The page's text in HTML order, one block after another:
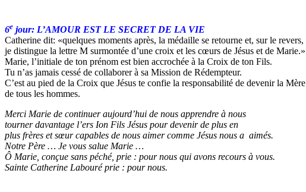
6e jour: L’AMOUR EST LE SECRET DE LA VIE
Catherine dit: «quelques moments après, la médaille se retourne et, sur le revers,
je distingue la lettre M surmontée d’une croix et les cœurs de Jésus et de Marie.»
Marie, l’initiale de ton prénom est bien accrochée à la Croix de ton Fils.
Tu n’as jamais cessé de collaborer à sa Mission de Rédempteur.
C’est au pied de la Croix que Jésus te confie la responsabilité de devenir la Mère
de tous les hommes.
Merci Marie de continuer aujourd’hui de nous apprendre à nous
tourner davantage l’ers Ion Fils Jésus pour devenir de plus en
plus frères et sœur capables de nous aimer comme Jésus nous a aimés.
Notre Père … Je vous salue Marie …
Ô Marie, conçue sans péché, prie : pour nous qui avons recours à vous.
Sainte Catherine Labouré prie : pour nous.